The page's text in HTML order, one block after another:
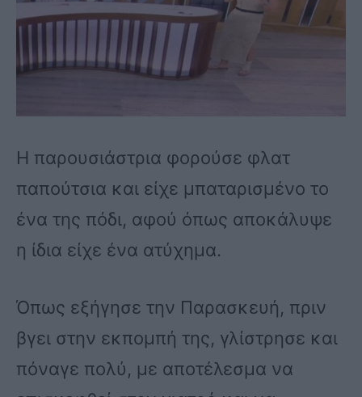
Η παρουσιάστρια φορούσε φλατ
παπούτσια και είχε μπαταρισμένο το
ένα της πόδι, αφού όπως αποκάλυψε
η ίδια είχε ένα ατύχημα.
Όπως εξήγησε την Παρασκευή, πριν
βγει στην εκπομπή της, γλίστρησε και
πόναγε πολύ, με αποτέλεσμα να